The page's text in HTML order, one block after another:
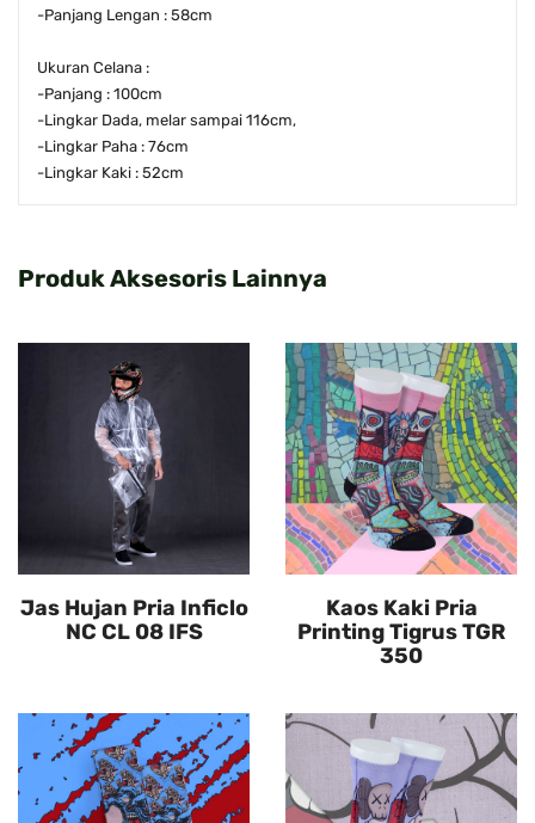
-Panjang Lengan : 58cm
Ukuran Celana :
-Panjang : 100cm
-Lingkar Dada, melar sampai 116cm,
-Lingkar Paha : 76cm
-Lingkar Kaki : 52cm
Produk Aksesoris Lainnya
Jas Hujan Pria Inficlo
NC CL 08 IFS
Kaos Kaki Pria
Printing Tigrus TGR
350